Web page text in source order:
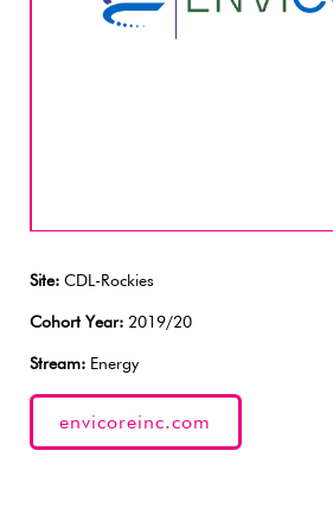
Site: CDL-Rockies
Cohort Year: 2019/20
Stream: Energy
envicoreinc.com